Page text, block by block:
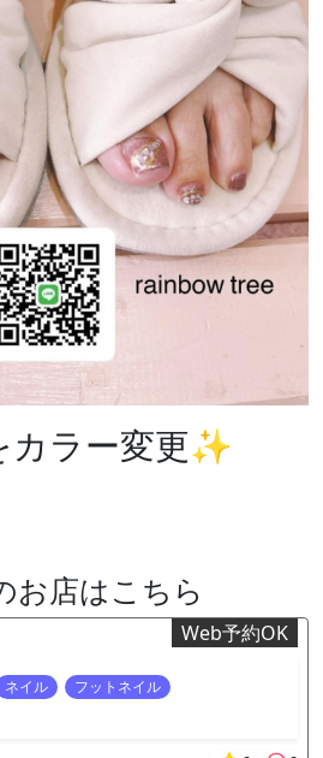
カラー変更✨
お店はこちら
Web予約OK
ネイル フットネイル